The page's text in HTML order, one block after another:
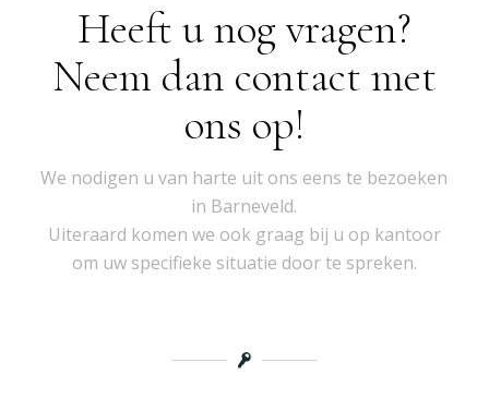
Heeft u nog vragen?
Neem dan contact met
ons op!
We nodigen u van harte uit ons eens te bezoeken
in Barneveld.
Uiteraard komen we ook graag bij u op kantoor
om uw specifieke situatie door te spreken.